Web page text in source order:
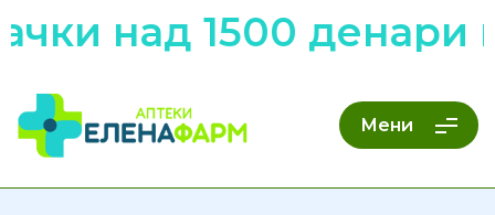
над 1500 денари
Мени